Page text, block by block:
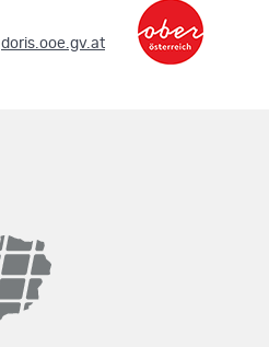
doris.ooe.gv.at.